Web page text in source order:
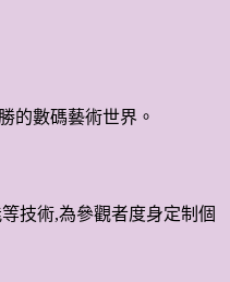
的數碼藝術世界。
技術,為參觀者度身定制個